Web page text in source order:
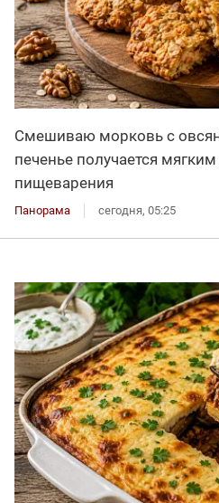
Смешиваю морковь с
печенье получается
пищеварения
Панорама сегодня, 05:25